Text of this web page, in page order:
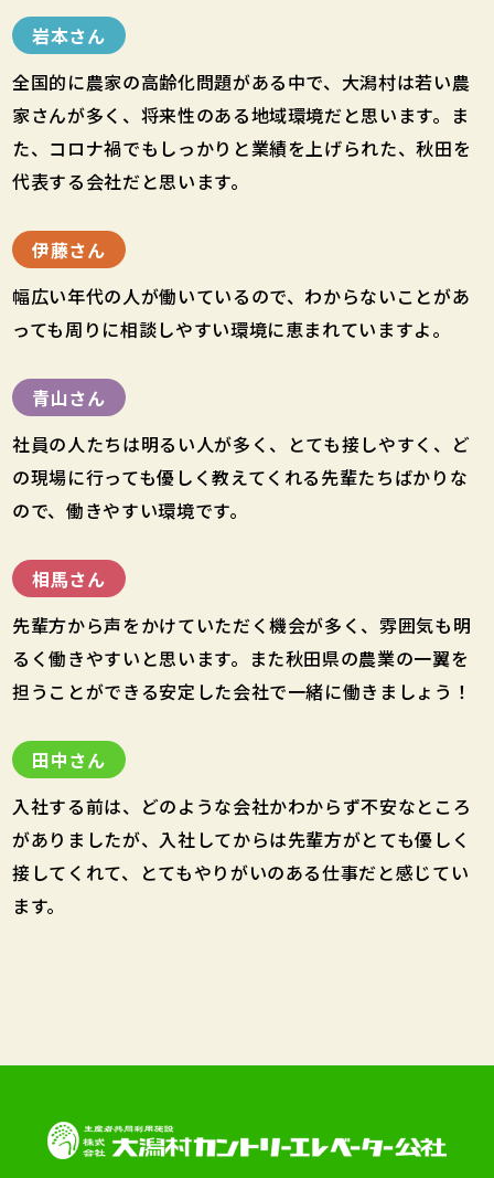
岩本さん
全国的に農家の高齢化問題がある中で、大潟村は若い農
家さんが多く、将来性のある地域環境だと思います。ま
た、コロナ禍でもしっかりと業績を上げられた、秋田を
代表する会社だと思います。
伊藤さん
幅広い年代の人が働いているので、わからないことがあ
っても周りに相談しやすい環境に恵まれていますよ。
青山さん
社員の人たちは明るい人が多く、とても接しやすく、ど
の現場に行っても優しく教えてくれる先輩たちばかりな
ので、働きやすい環境です。
相馬さん
先輩方から声をかけていただく機会が多く、雰囲気も明
るく働きやすいと思います。また秋田県の農業の一翼を
担うことができる安定した会社で一緒に働きましょう！
田中さん
入社する前は、どのような会社かわからず不安なところ
がありましたが、入社してからは先輩方がとても優しく
接してくれて、とてもやりがいのある仕事だと感じてい
ます。